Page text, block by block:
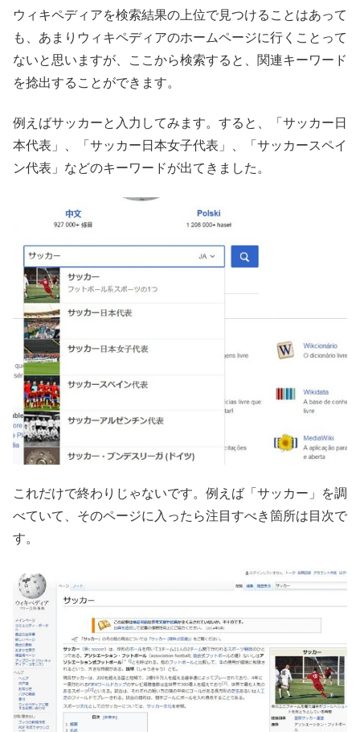
ウィキペディアを検索結果の上位で見つけることはあって
も、あまりウィキペディアのホームページに行くことって
ないと思いますが、ここから検索すると、関連キーワード
を捻出することができます。
例えばサッカーと入力してみます。すると、「サッカー日
本代表」、「サッカー日本女子代表」、「サッカースペイ
ン代表」などのキーワードが出てきました。
これだけで終わりじゃないです。例えば「サッカー」を調
べていて、そのページに入ったら注目すべき箇所は目次で
す。